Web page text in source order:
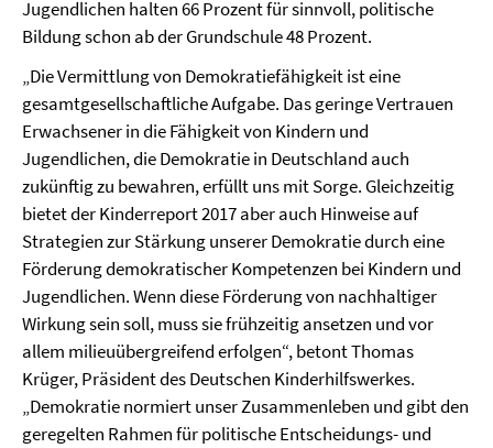
Jugendlichen halten 66 Prozent für sinnvoll, politische
Bildung schon ab der Grundschule 48 Prozent.
„Die Vermittlung von Demokratiefähigkeit ist eine
gesamtgesellschaftliche Aufgabe. Das geringe Vertrauen
Erwachsener in die Fähigkeit von Kindern und
Jugendlichen, die Demokratie in Deutschland auch
zukünftig zu bewahren, erfüllt uns mit Sorge. Gleichzeitig
bietet der Kinderreport 2017 aber auch Hinweise auf
Strategien zur Stärkung unserer Demokratie durch eine
Förderung demokratischer Kompetenzen bei Kindern und
Jugendlichen. Wenn diese Förderung von nachhaltiger
Wirkung sein soll, muss sie frühzeitig ansetzen und vor
allem milieuübergreifend erfolgen“, betont Thomas
Krüger, Präsident des Deutschen Kinderhilfswerkes.
„Demokratie normiert unser Zusammenleben und gibt den
geregelten Rahmen für politische Entscheidungs- und